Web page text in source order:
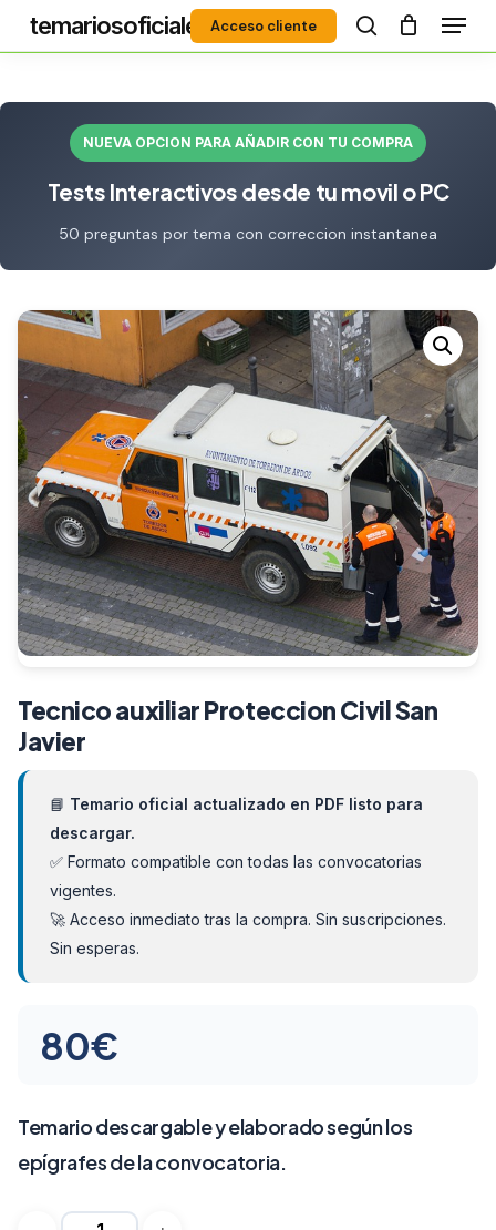
content
temariosoficiales
Acceso cliente
search
Menú
NUEVA OPCION PARA AÑADIR CON TU COMPRA
Tests Interactivos desde tu movil o PC
50 preguntas por tema con correccion instantanea
Tecnico auxiliar Proteccion Civil San
Javier
📘 Temario oficial actualizado en PDF listo para
descargar.
✅ Formato compatible con todas las convocatorias
vigentes.
🚀 Acceso inmediato tras la compra. Sin suscripciones.
Sin esperas.
80€
Temario descargable y elaborado según los
epígrafes de la convocatoria.